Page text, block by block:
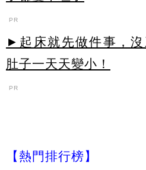
PR
►起床就先做件事，
肚子一天天變小！
PR
【熱門排行榜】